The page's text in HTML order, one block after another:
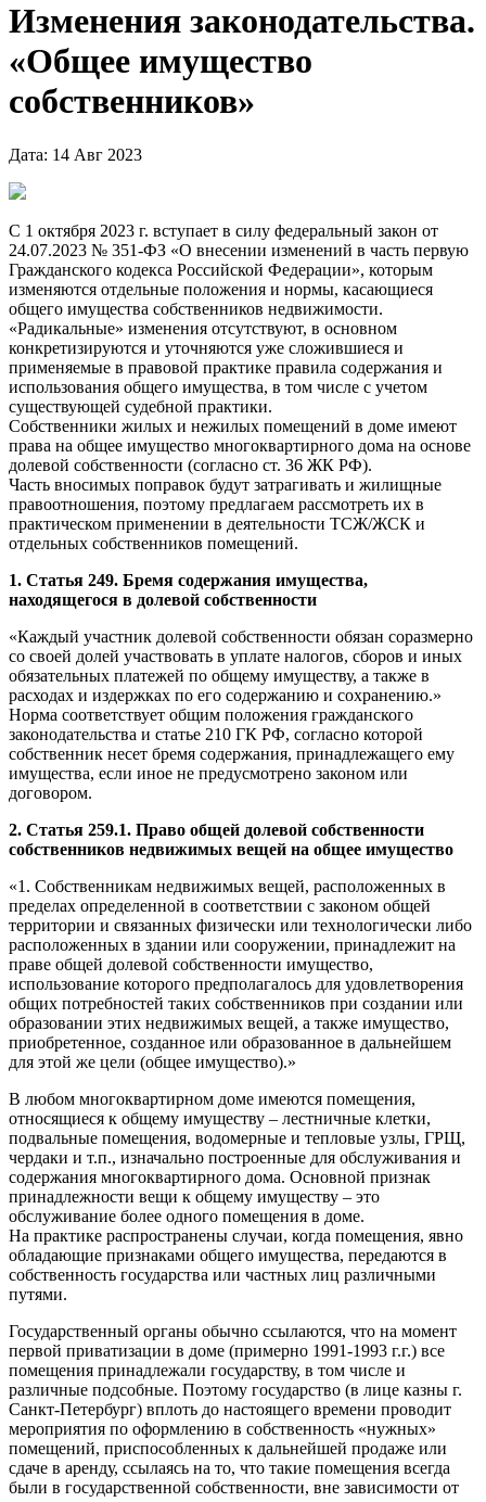
Изменения законодательства.
«Общее имущество
собственников»
Дата: 14 Авг 2023
С 1 октября 2023 г. вступает в силу федеральный закон от
24.07.2023 № 351-ФЗ «О внесении изменений в часть первую
Гражданского кодекса Российской Федерации», которым
изменяются отдельные положения и нормы, касающиеся
общего имущества собственников недвижимости.
«Радикальные» изменения отсутствуют, в основном
конкретизируются и уточняются уже сложившиеся и
применяемые в правовой практике правила содержания и
использования общего имущества, в том числе с учетом
существующей судебной практики.
Собственники жилых и нежилых помещений в доме имеют
права на общее имущество многоквартирного дома на основе
долевой собственности (согласно ст. 36 ЖК РФ).
Часть вносимых поправок будут затрагивать и жилищные
правоотношения, поэтому предлагаем рассмотреть их в
практическом применении в деятельности ТСЖ/ЖСК и
отдельных собственников помещений.
1. Статья 249. Бремя содержания имущества,
находящегося в долевой собственности
«Каждый участник долевой собственности обязан соразмерно
со своей долей участвовать в уплате налогов, сборов и иных
обязательных платежей по общему имуществу, а также в
расходах и издержках по его содержанию и сохранению.»
Норма соответствует общим положения гражданского
законодательства и статье 210 ГК РФ, согласно которой
собственник несет бремя содержания, принадлежащего ему
имущества, если иное не предусмотрено законом или
договором.
2. Статья 259.1. Право общей долевой собственности
собственников недвижимых вещей на общее имущество
«1. Собственникам недвижимых вещей, расположенных в
пределах определенной в соответствии с законом общей
территории и связанных физически или технологически либо
расположенных в здании или сооружении, принадлежит на
праве общей долевой собственности имущество,
использование которого предполагалось для удовлетворения
общих потребностей таких собственников при создании или
образовании этих недвижимых вещей, а также имущество,
приобретенное, созданное или образованное в дальнейшем
для этой же цели (общее имущество).»
В любом многоквартирном доме имеются помещения,
относящиеся к общему имуществу – лестничные клетки,
подвальные помещения, водомерные и тепловые узлы, ГРЩ,
чердаки и т.п., изначально построенные для обслуживания и
содержания многоквартирного дома. Основной признак
принадлежности вещи к общему имуществу – это
обслуживание более одного помещения в доме.
На практике распространены случаи, когда помещения, явно
обладающие признаками общего имущества, передаются в
собственность государства или частных лиц различными
путями.
Государственный органы обычно ссылаются, что на момент
первой приватизации в доме (примерно 1991-1993 г.г.) все
помещения принадлежали государству, в том числе и
различные подсобные. Поэтому государство (в лице казны г.
Санкт-Петербург) вплоть до настоящего времени проводит
мероприятия по оформлению в собственность «нужных»
помещений, приспособленных к дальнейшей продаже или
сдаче в аренду, ссылаясь на то, что такие помещения всегда
были в государственной собственности, вне зависимости от